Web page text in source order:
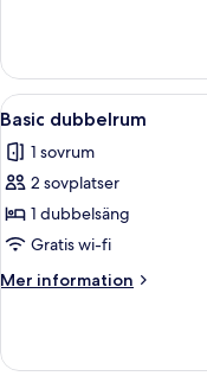
Junior
Öppna
alla
foton
för
Basic
dubbelrum
5
Basic dubbelrum
1 sovrum
2 sovplatser
1 dubbelsäng
Gratis wi-fi
Mer information
Mer
dubbelrum